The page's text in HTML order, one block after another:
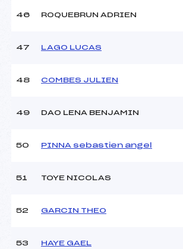
46 ROQUEBRUN ADRIEN
47 LAGO LUCAS
48 COMBES JULIEN
49 DAO LENA BENJAMIN
50 PINNA sebastien angel
51 TOYE NICOLAS
52 GARCIN THEO
53 HAYE GAEL